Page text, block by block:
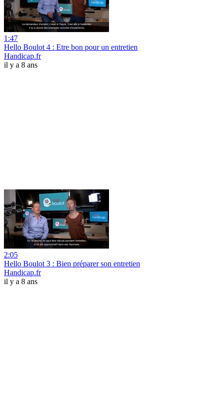
1:47
Hello Boulot 4 : Etre bon pour un entretien
Handicap.fr
il y a 8 ans
2:05
Hello Boulot 3 : Bien préparer son entretien
Handicap.fr
il y a 8 ans